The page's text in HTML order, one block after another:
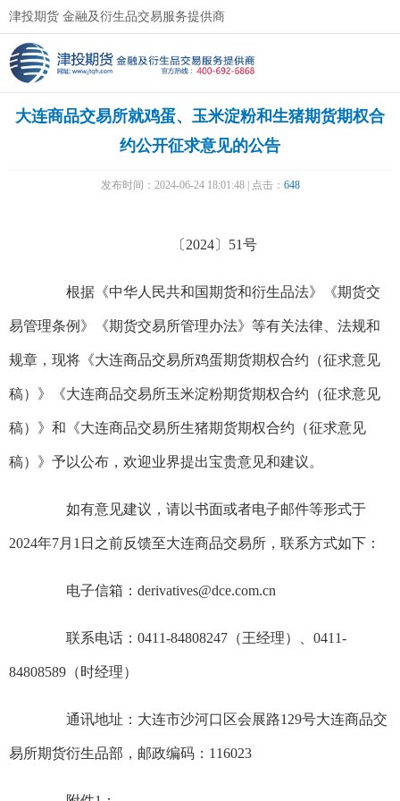
津投期货 金融及衍生品交易服务提供商
大连商品交易所就鸡蛋、玉米淀粉和生猪期货期权合
约公开征求意见的公告
发布时间：2024-06-24 18:01:48 | 点击： 648
〔2024〕51号
根据《中华人民共和国期货和衍生品法》《期货交
易管理条例》《期货交易所管理办法》等有关法律、法规和
规章，现将《大连商品交易所鸡蛋期货期权合约（征求意见
稿）》《大连商品交易所玉米淀粉期货期权合约（征求意见
稿）》和《大连商品交易所生猪期货期权合约（征求意见
稿）》予以公布，欢迎业界提出宝贵意见和建议。
如有意见建议，请以书面或者电子邮件等形式于
2024年7月1日之前反馈至大连商品交易所，联系方式如下：
电子信箱：derivatives@dce.com.cn
联系电话：0411-84808247（王经理）、0411-
84808589（时经理）
通讯地址：大连市沙河口区会展路129号大连商品交
易所期货衍生品部，邮政编码：116023